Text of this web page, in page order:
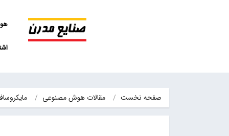
صفحه نخست مقالات هوش مصنوعی مایکروسافت در